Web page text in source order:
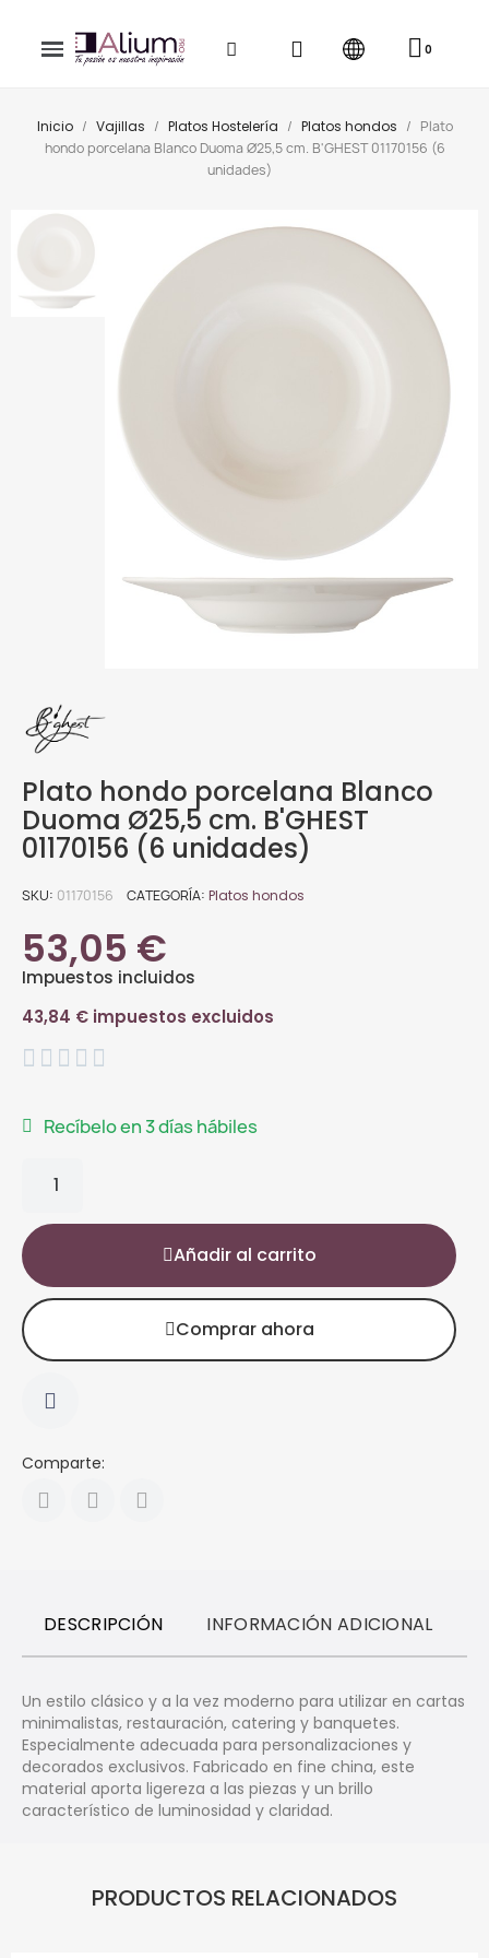
Inicio Vajillas Platos Hostelería Platos hondos
Plato
hondo porcelana Blanco Duoma Ø25,5 cm. B'GHEST 01170156 (6
unidades)
Plato hondo porcelana Blanco
Duoma Ø25,5 cm. B'GHEST
01170156 (6 unidades)
SKU 01170156 CATEGORÍA Platos hondos
53,05 €
Impuestos incluidos
43,84 € impuestos excluidos
    
Recíbelo en 3 días hábiles
Añadir al carrito
Comprar ahora
Comparte:
DESCRIPCIÓN INFORMACIÓN ADICIONAL
Un estilo clásico y a la vez moderno para utilizar en cartas
minimalistas, restauración, catering y banquetes.
Especialmente adecuada para personalizaciones y
decorados exclusivos. Fabricado en fine china, este
material aporta ligereza a las piezas y un brillo
característico de luminosidad y claridad.
PRODUCTOS RELACIONADOS